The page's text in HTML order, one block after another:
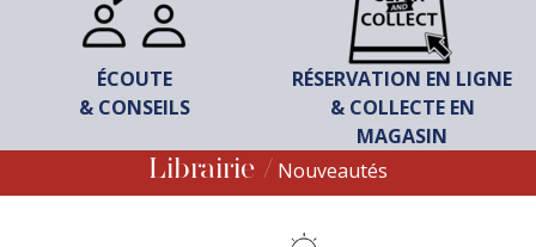
ÉCOUTE
& CONSEILS
RÉSERVATION EN LIGNE
& COLLECTE EN
MAGASIN
Librairie Nouveautés